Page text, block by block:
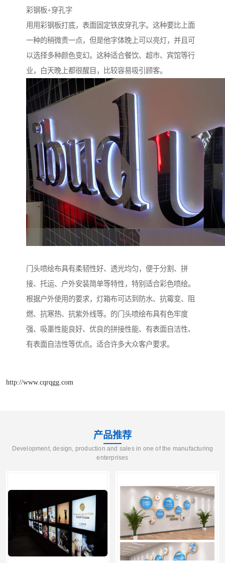
彩钢板+穿孔字
用用彩钢板打底，表面固定铁皮穿孔字。这种要比上面
一种的稍微贵一点，但是他字体晚上可以亮灯，并且可
以选择多种颜色变幻。这种适合餐饮、超市、宾馆等行
业，白天晚上都很醒目，比较容易吸引顾客。
门头喷绘布具有柔韧性好、透光均匀，便于分割、拼
接、托运、户外安装简单等特性，特别适合彩色喷绘。
根据户外使用的要求，灯箱布可达到防水、抗霉变、阻
燃、抗寒热、抗紫外线等。的门头喷绘布具有色牢度
强、吸墨性能良好、优良的拼接性能、有表面自洁性、
有表面自洁性等优点。适合许多大众客户要求。
http://www.cqrqgg.com
产品推荐
Development, design, production and sales in one of the manufacturing
enterprises